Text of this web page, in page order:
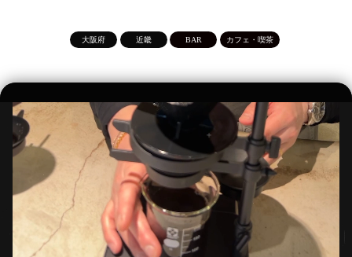
大阪府 近畿 BAR カフェ・喫茶